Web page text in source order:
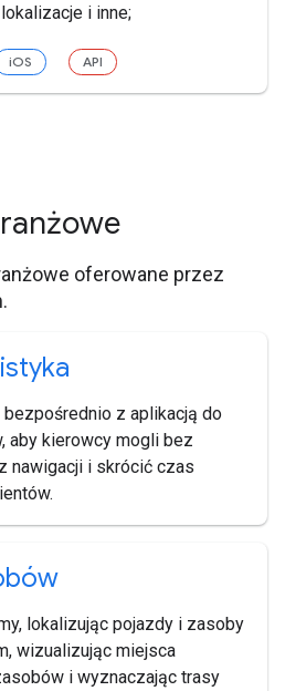
i inne;
iOS API
oferowane przez
z aplikacją do
aby kierowcy mogli bez
nawigacji i skrócić czas
lokalizując pojazdy i zasoby
wizualizując miejsca
i wyznaczając trasy